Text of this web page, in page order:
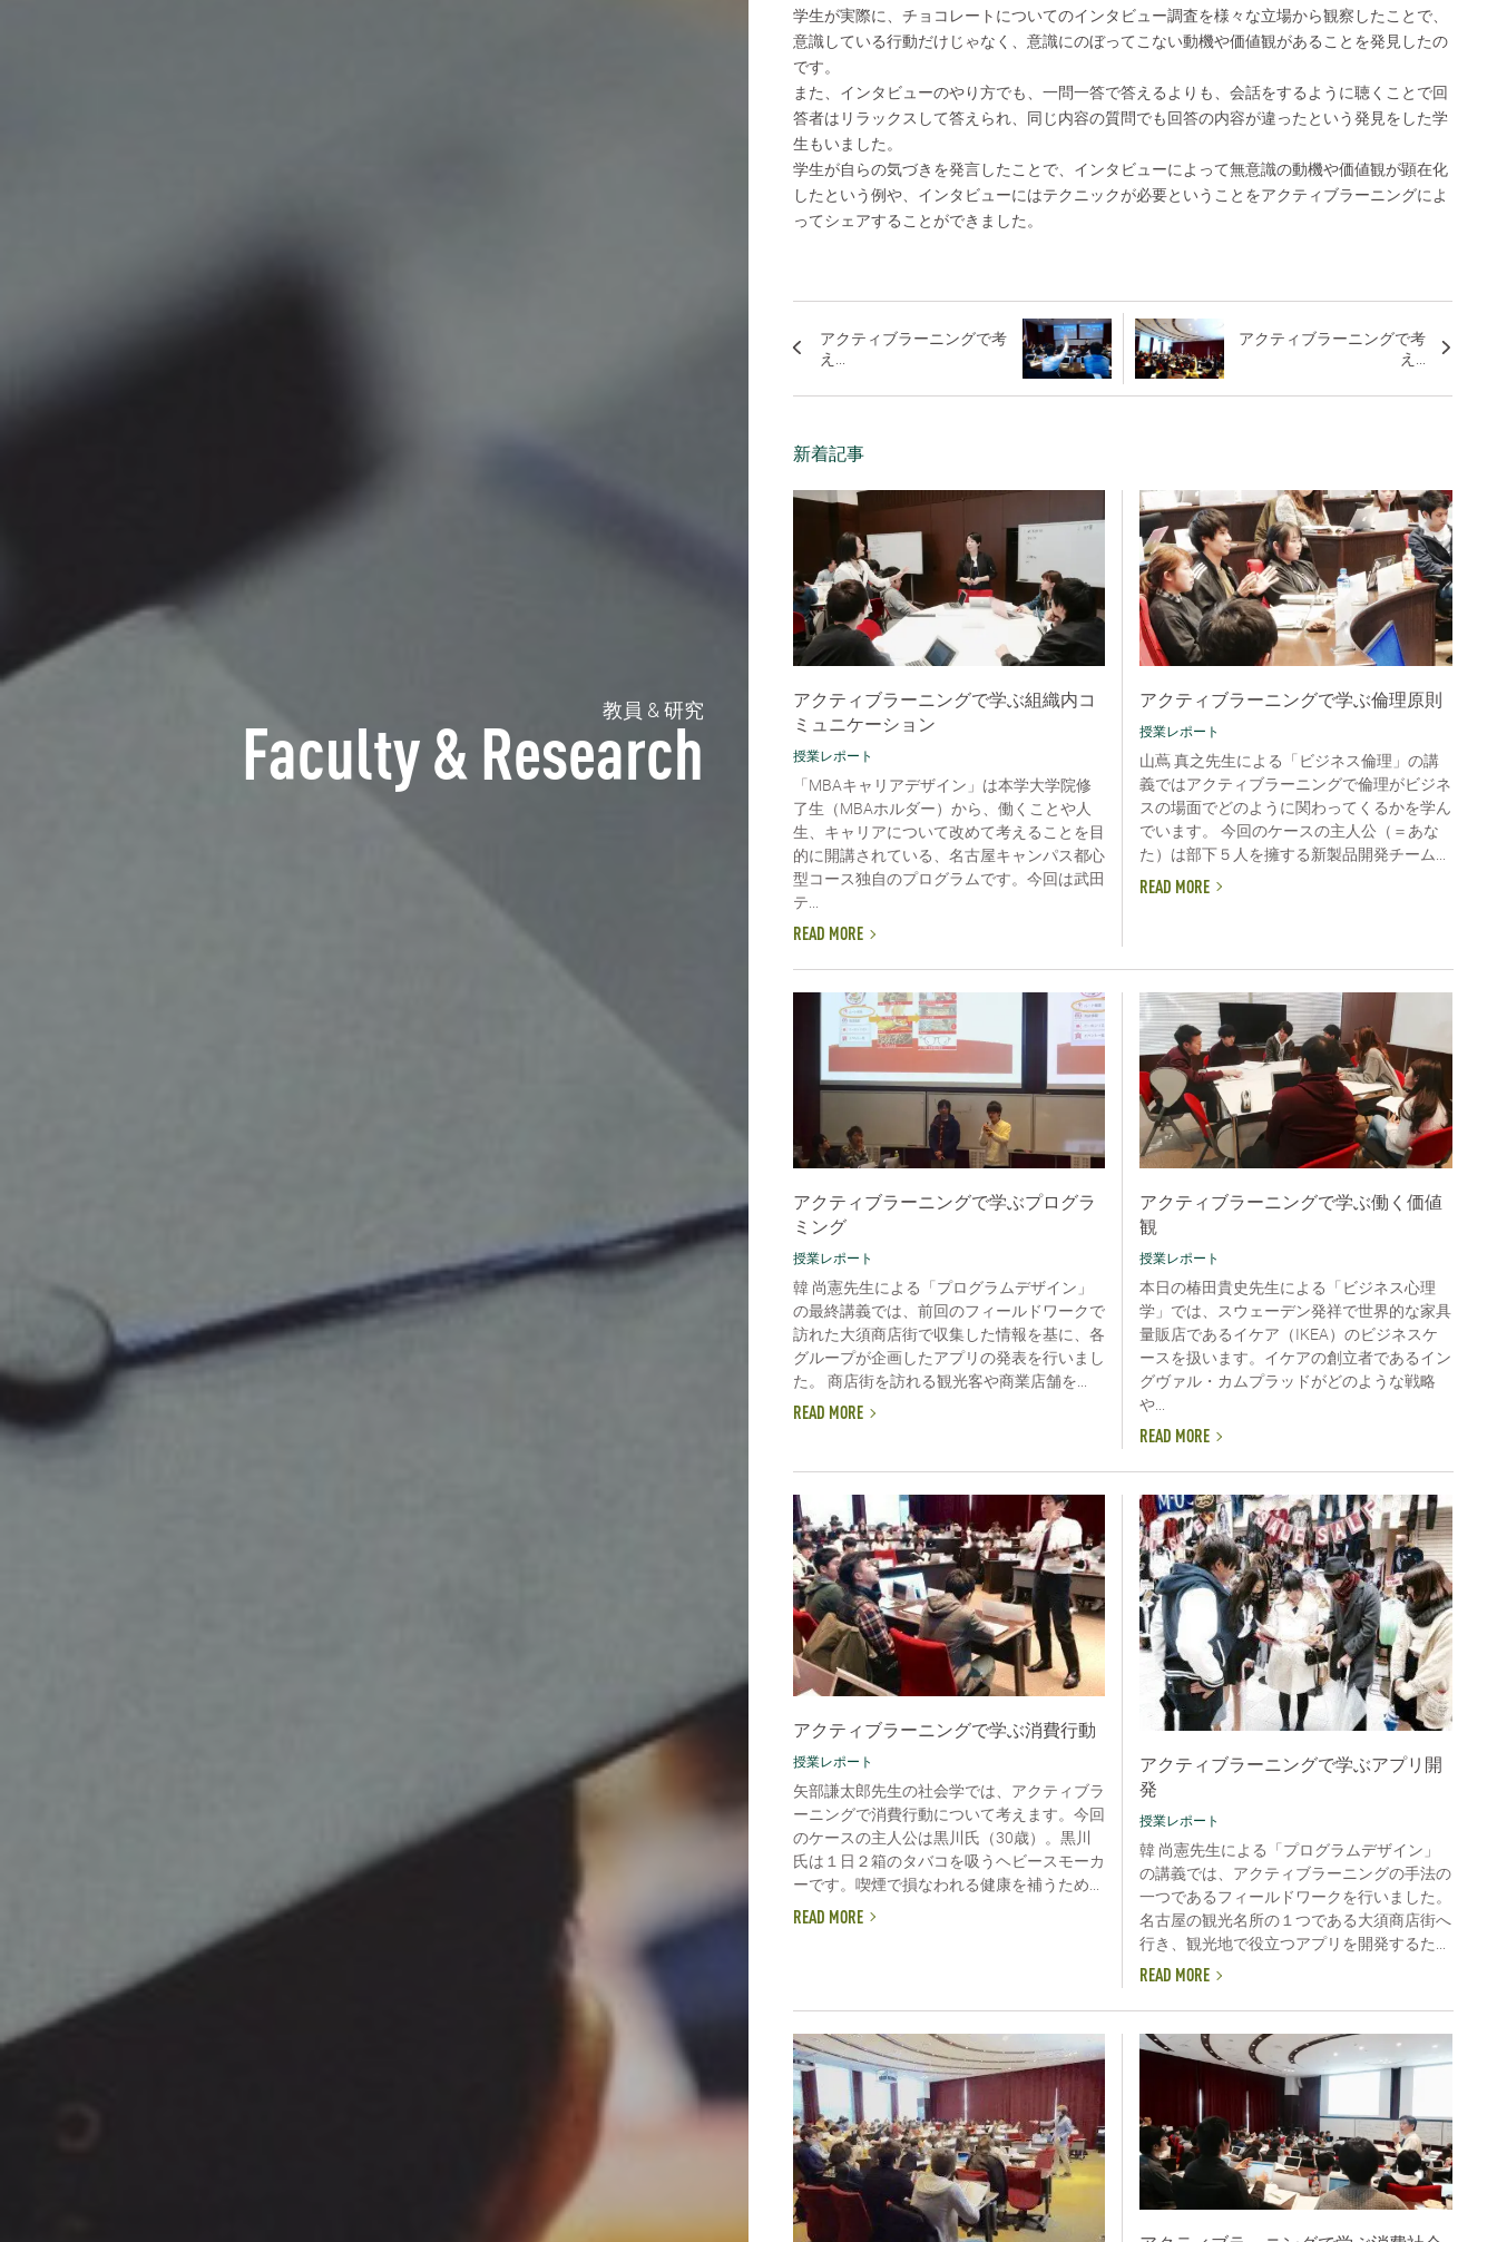
教員 & 研究
Faculty & Research
学生が実際に、チョコレートについてのインタビュー調査を様々な立場から観察したことで、
意識している行動だけじゃなく、意識にのぼってこない動機や価値観があることを発見したの
です。
また、インタビューのやり方でも、一問一答で答えるよりも、会話をするように聴くことで回
答者はリラックスして答えられ、同じ内容の質問でも回答の内容が違ったという発見をした学
生もいました。
学生が自らの気づきを発言したことで、インタビューによって無意識の動機や価値観が顕在化
したという例や、インタビューにはテクニックが必要ということをアクティブラーニングによ
ってシェアすることができました。
アクティブラーニングで考
え...
アクティブラーニングで考
え...
新着記事
アクティブラーニングで学ぶ組織内コ
ミュニケーション
授業レポート
「MBAキャリアデザイン」は本学大学院修
了生（MBAホルダー）から、働くことや人
生、キャリアについて改めて考えることを目
的に開講されている、名古屋キャンパス都心
型コース独自のプログラムです。今回は武田
テ...
READ MORE
アクティブラーニングで学ぶ倫理原則
授業レポート
山蔦 真之先生による「ビジネス倫理」の講
義ではアクティブラーニングで倫理がビジネ
スの場面でどのように関わってくるかを学ん
でいます。 今回のケースの主人公（＝あな
た）は部下５人を擁する新製品開発チーム...
READ MORE
アクティブラーニングで学ぶプログラ
ミング
授業レポート
韓 尚憲先生による「プログラムデザイン」
の最終講義では、前回のフィールドワークで
訪れた大須商店街で収集した情報を基に、各
グループが企画したアプリの発表を行いまし
た。 商店街を訪れる観光客や商業店舗を...
READ MORE
アクティブラーニングで学ぶ働く価値
観
授業レポート
本日の椿田貴史先生による「ビジネス心理
学」では、スウェーデン発祥で世界的な家具
量販店であるイケア（IKEA）のビジネスケ
ースを扱います。イケアの創立者であるイン
グヴァル・カムプラッドがどのような戦略
や...
READ MORE
アクティブラーニングで学ぶ消費行動
授業レポート
矢部謙太郎先生の社会学では、アクティブラ
ーニングで消費行動について考えます。今回
のケースの主人公は黒川氏（30歳）。黒川
氏は１日２箱のタバコを吸うヘビースモーカ
ーです。喫煙で損なわれる健康を補うため...
READ MORE
アクティブラーニングで学ぶアプリ開
発
授業レポート
韓 尚憲先生による「プログラムデザイン」
の講義では、アクティブラーニングの手法の
一つであるフィールドワークを行いました。
名古屋の観光名所の１つである大須商店街へ
行き、観光地で役立つアプリを開発するた...
READ MORE